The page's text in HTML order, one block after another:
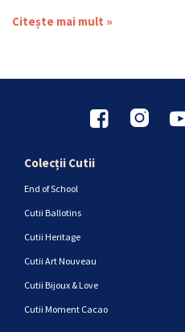
Citește mai mult »
Colecții Cutii
End of School
Cutii Ballotins
Cutii Heritage
Cutii Art Nouveau
Cutii Bijoux & Love
Cutii Moment Cacao